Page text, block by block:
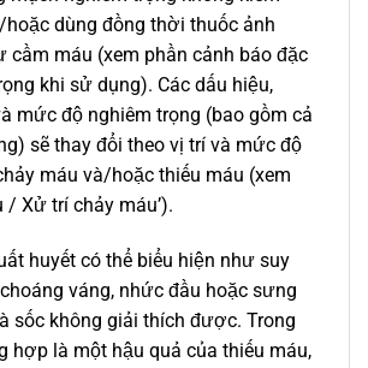
dùng đồng thời thuốc ảnh
cầm máu (xem phần cảnh báo đặc
khi sử dụng). Các dấu hiệu,
mức độ nghiêm trọng (bao gồm cả
sẽ thay đổi theo vị trí và mức độ
máu và/hoặc thiếu máu (xem
/ Xử trí chảy máu’).
huyết có thể biểu hiện như suy
váng, nhức đầu hoặc sưng
sốc không giải thích được. Trong
hợp là một hậu quả của thiếu máu,